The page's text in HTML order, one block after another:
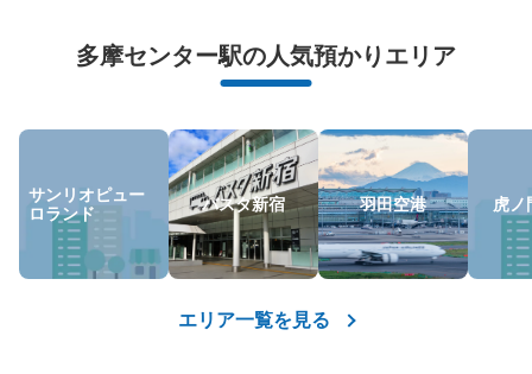
保管できる荷物数
1 / ¥900中 :7/ ¥600小:17/ ¥500
多摩センター駅の人気預かりエリア
サンリオピュー
ロランド
バスタ新宿 羽田空港 虎ノ
エリア一覧を見る